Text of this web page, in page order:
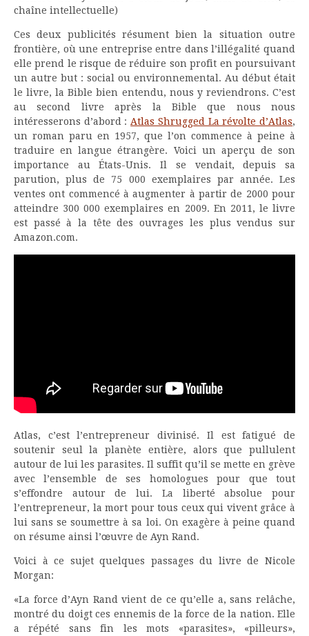
chaîne intellectuelle)
Ces deux publicités résument bien la situation outre
frontière, où une entreprise entre dans l’illégalité quand
elle prend le risque de réduire son profit en poursuivant
un autre but : social ou environnemental. Au début était
le livre, la Bible bien entendu, nous y reviendrons. C’est
au second livre après la Bible que nous nous
intéresserons d’abord : Atlas Shrugged La révolte d’Atlas,
un roman paru en 1957, que l’on commence à peine à
traduire en langue étrangère. Voici un aperçu de son
importance au États-Unis. Il se vendait, depuis sa
parution, plus de 75 000 exemplaires par année. Les
ventes ont commencé à augmenter à partir de 2000 pour
atteindre 300 000 exemplaires en 2009. En 2011, le livre
est passé à la tête des ouvrages les plus vendus sur
Amazon.com.
Atlas, c’est l’entrepreneur divinisé. Il est fatigué de
soutenir seul la planète entière, alors que pullulent
autour de lui les parasites. Il suffit qu’il se mette en grève
avec l’ensemble de ses homologues pour que tout
s’effondre autour de lui. La liberté absolue pour
l’entrepreneur, la mort pour tous ceux qui vivent grâce à
lui sans se soumettre à sa loi. On exagère à peine quand
on résume ainsi l’œuvre de Ayn Rand.
Voici à ce sujet quelques passages du livre de Nicole
Morgan:
«La force d’Ayn Rand vient de ce qu’elle a, sans relâche,
montré du doigt ces ennemis de la force de la nation. Elle
a répété sans fin les mots «parasites», «pilleurs»,